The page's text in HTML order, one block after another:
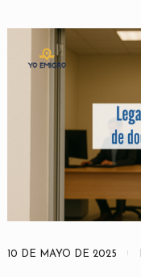
10 DE MAYO DE 2025